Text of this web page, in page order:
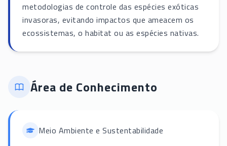
metodologias de controle das espécies exóticas
invasoras, evitando impactos que ameacem os
ecossistemas, o habitat ou as espécies nativas.
Área de Conhecimento
Meio Ambiente e Sustentabilidade